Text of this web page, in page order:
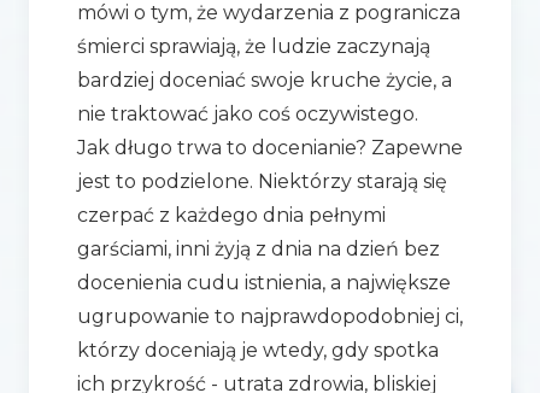
mówi o tym, że wydarzenia z pogranicza
śmierci sprawiają, że ludzie zaczynają
bardziej doceniać swoje kruche życie, a
nie traktować jako coś oczywistego.
Jak długo trwa to docenianie? Zapewne
jest to podzielone. Niektórzy starają się
czerpać z każdego dnia pełnymi
garściami, inni żyją z dnia na dzień bez
docenienia cudu istnienia, a największe
ugrupowanie to najprawdopodobniej ci,
którzy doceniają je wtedy, gdy spotka
ich przykrość - utrata zdrowia, bliskiej